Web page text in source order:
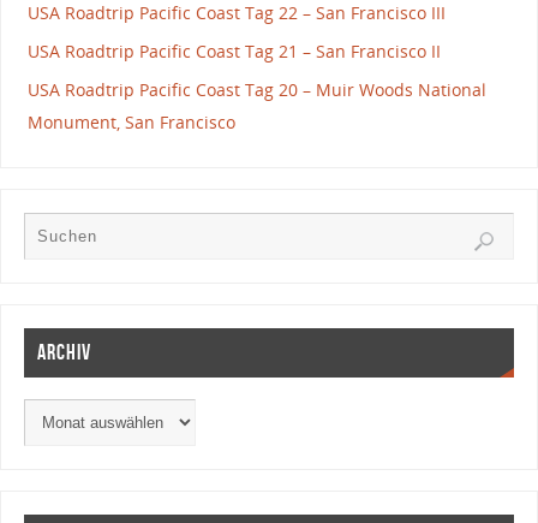
USA Roadtrip Pacific Coast Tag 22 – San Francisco III
USA Roadtrip Pacific Coast Tag 21 – San Francisco II
USA Roadtrip Pacific Coast Tag 20 – Muir Woods National
Monument, San Francisco
Archiv